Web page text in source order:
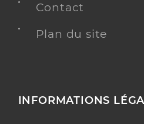
Contact
Plan du site
INFORMATIONS